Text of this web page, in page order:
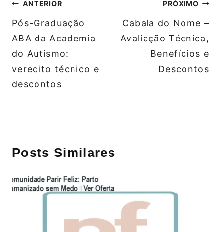
de
Post
ANTERIOR
Pós-Graduação
ABA da Academia
do Autismo:
veredito técnico e
descontos
PRÓXIMO
Cabala do Nome –
Avaliação Técnica,
Benefícios e
Descontos
Posts Similares